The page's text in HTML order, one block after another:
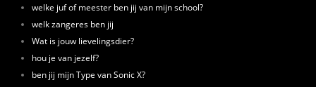
welke juf of meester ben jij van mijn school?
welk zangeres ben jij
Wat is jouw lievelingsdier?
hou je van jezelf?
ben jij mijn Type van Sonic X?